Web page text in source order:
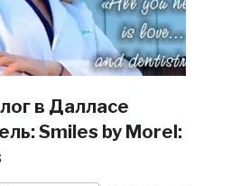
в Далласе
Smiles by Morel: